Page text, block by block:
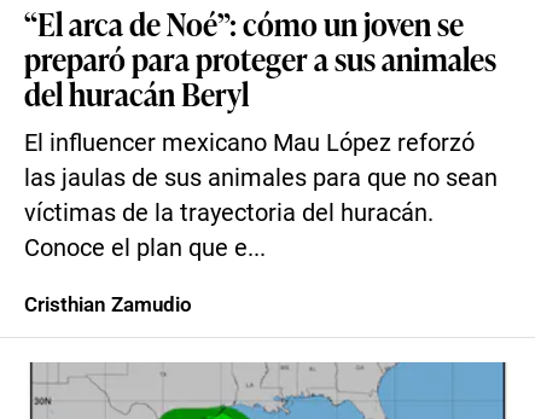
“El arca de Noé”: cómo un joven se
preparó para proteger a sus animales
del huracán Beryl
El influencer mexicano Mau López reforzó
las jaulas de sus animales para que no sean
víctimas de la trayectoria del huracán.
Conoce el plan que e...
Cristhian Zamudio